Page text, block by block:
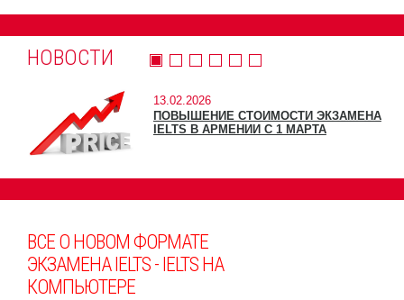
НОВОСТИ
13.02.2026
ПОВЫШЕНИЕ СТОИМОСТИ ЭКЗАМЕНА
IELTS В АРМЕНИИ С 1 МАРТА
ВСЕ О НОВОМ ФОРМАТЕ
ЭКЗАМЕНА IELTS - IELTS НА
КОМПЬЮТЕРЕ